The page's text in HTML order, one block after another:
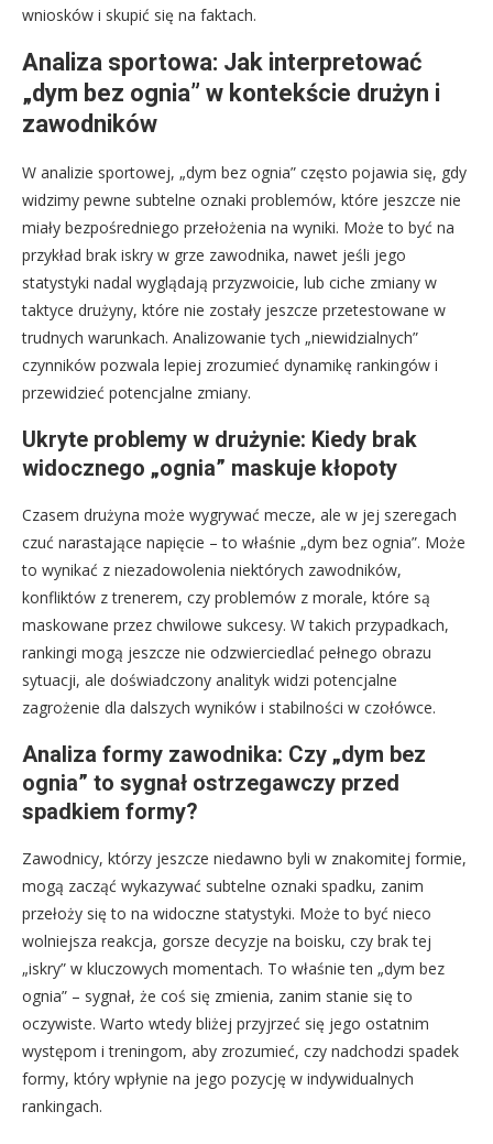
wniosków i skupić się na faktach.
Analiza sportowa: Jak interpretować
„dym bez ognia” w kontekście drużyn i
zawodników
W analizie sportowej, „dym bez ognia” często pojawia się, gdy
widzimy pewne subtelne oznaki problemów, które jeszcze nie
miały bezpośredniego przełożenia na wyniki. Może to być na
przykład brak iskry w grze zawodnika, nawet jeśli jego
statystyki nadal wyglądają przyzwoicie, lub ciche zmiany w
taktyce drużyny, które nie zostały jeszcze przetestowane w
trudnych warunkach. Analizowanie tych „niewidzialnych”
czynników pozwala lepiej zrozumieć dynamikę rankingów i
przewidzieć potencjalne zmiany.
Ukryte problemy w drużynie: Kiedy brak
widocznego „ognia” maskuje kłopoty
Czasem drużyna może wygrywać mecze, ale w jej szeregach
czuć narastające napięcie – to właśnie „dym bez ognia”. Może
to wynikać z niezadowolenia niektórych zawodników,
konfliktów z trenerem, czy problemów z morale, które są
maskowane przez chwilowe sukcesy. W takich przypadkach,
rankingi mogą jeszcze nie odzwierciedlać pełnego obrazu
sytuacji, ale doświadczony analityk widzi potencjalne
zagrożenie dla dalszych wyników i stabilności w czołówce.
Analiza formy zawodnika: Czy „dym bez
ognia” to sygnał ostrzegawczy przed
spadkiem formy?
Zawodnicy, którzy jeszcze niedawno byli w znakomitej formie,
mogą zacząć wykazywać subtelne oznaki spadku, zanim
przełoży się to na widoczne statystyki. Może to być nieco
wolniejsza reakcja, gorsze decyzje na boisku, czy brak tej
„iskry” w kluczowych momentach. To właśnie ten „dym bez
ognia” – sygnał, że coś się zmienia, zanim stanie się to
oczywiste. Warto wtedy bliżej przyjrzeć się jego ostatnim
występom i treningom, aby zrozumieć, czy nadchodzi spadek
formy, który wpłynie na jego pozycję w indywidualnych
rankingach.